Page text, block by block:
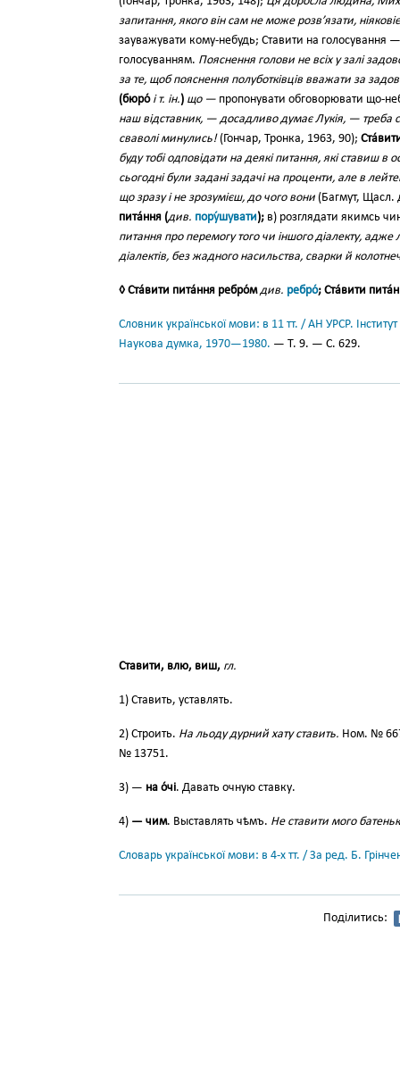
запитання, якого він сам не може розв’язати, ніяковіє
зауважувати кому-небудь; Ставити на голосування
голосуванням. Пояснення голови не всіх у залі
за те, щоб пояснення полуботківців вважати за
(бюро́ і т. ін.) що — пропонувати обговорювати що-
наш відставник, — досадливо думає Лукія, — треба
сваволі минулись!(Гончар, Тронка, 1963, 90);
буду тобі одповідати на деякі питання, які ставиш в
сьогодні були задані задачі на проценти, але в
що зразу і не зрозумієш, до чого вони (Багмут, Щасл.
пита́ння (див. пору́шувати); в) розглядати якимсь
питання про перемогу того чи іншого діалекту, адже
діалектів, без жадного насильства, сварки й
◊ Ста́вити пита́ння ребро́м див. ребро́; Ста́вити
Словник української мови: в 11 тт. / АН УРСР.
Наукова думка, 1970—1980. — Т. 9. — С. 629.
Ставити, влю, виш, гл.
1) Ставить, уставлять.
2) Строить. На льоду дурний хату ставить. Ном. №
№ 13751.
3) — на о́чі. Давать очную ставку.
4) — чим. Выставлять чѣмъ. Не ставити мого
Словарь української мови: в 4-х тт. / За ред. Б.
Поділитись: